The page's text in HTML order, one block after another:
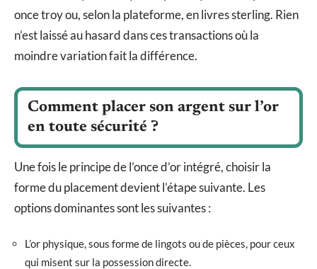
once troy ou, selon la plateforme, en livres sterling. Rien
n’est laissé au hasard dans ces transactions où la
moindre variation fait la différence.
Comment placer son argent sur l’or
en toute sécurité ?
Une fois le principe de l’once d’or intégré, choisir la
forme du placement devient l’étape suivante. Les
options dominantes sont les suivantes :
L’or physique, sous forme de lingots ou de pièces, pour ceux
qui misent sur la possession directe.